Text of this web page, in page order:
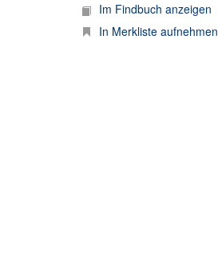
Im Findbuch anzeigen
In Merkliste aufnehmen